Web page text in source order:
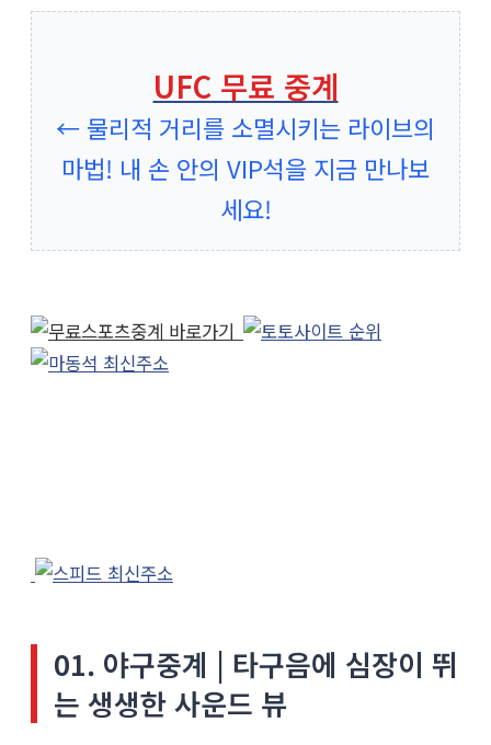
UFC 무료 중계
← 물리적 거리를 소멸시키는 라이브의
마법! 내 손 안의 VIP석을 지금 만나보
세요!
01. 야구중계 | 타구음에 심장이 뛰
는 생생한 사운드 뷰